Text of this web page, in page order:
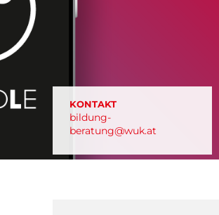
KONTAKT
bildung-
beratung@wuk.at